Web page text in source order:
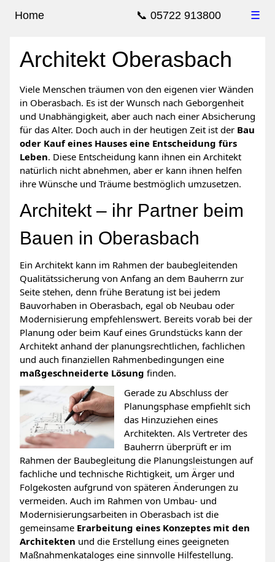
☰
📞 05722 913800
Home
Architekt Oberasbach
Viele Menschen träumen von den eigenen vier Wänden
in Oberasbach. Es ist der Wunsch nach Geborgenheit
und Unabhängigkeit, aber auch nach einer Absicherung
für das Alter. Doch auch in der heutigen Zeit ist der Bau
oder Kauf eines Hauses eine Entscheidung fürs
Leben. Diese Entscheidung kann ihnen ein Architekt
natürlich nicht abnehmen, aber er kann ihnen helfen
ihre Wünsche und Träume bestmöglich umzusetzen.
Architekt – ihr Partner beim
Bauen in Oberasbach
Ein Architekt kann im Rahmen der baubegleitenden
Qualitätssicherung von Anfang an dem Bauherrn zur
Seite stehen, denn frühe Beratung ist bei jedem
Bauvorhaben in Oberasbach, egal ob Neubau oder
Modernisierung empfehlenswert. Bereits vorab bei der
Planung oder beim Kauf eines Grundstücks kann der
Architekt anhand der planungsrechtlichen, fachlichen
und auch finanziellen Rahmenbedingungen eine
maßgeschneiderte Lösung finden.
Gerade zu Abschluss der
Planungsphase empfiehlt sich
das Hinzuziehen eines
Architekten. Als Vertreter des
Bauherrn überprüft er im
Rahmen der Baubegleitung die Planungsleistungen auf
fachliche und technische Richtigkeit, um Ärger und
Folgekosten aufgrund von späteren Änderungen zu
vermeiden. Auch im Rahmen von Umbau- und
Modernisierungsarbeiten in Oberasbach ist die
gemeinsame Erarbeitung eines Konzeptes mit den
Architekten und die Erstellung eines geeigneten
Maßnahmenkataloges eine sinnvolle Hilfestellung.